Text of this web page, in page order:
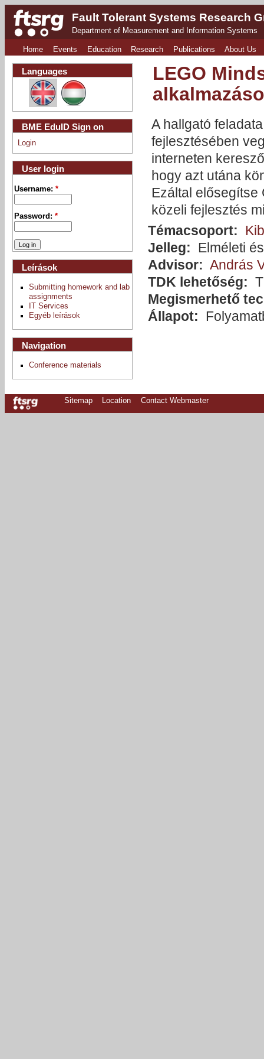
Fault Tolerant Systems Research
Department of Measurement and Information Systems
Home Events Education Research Publications About Us
LEGO
A hallgató
fejlesztésében
interneten
hogy azt utána
Ezáltal
közeli fejlesztés
Témacsoport:
Jelleg:
Elméleti
Advisor: András
TDK lehetőség:
Megismerhető
Állapot:
Languages
BME EduID Sign on
Login
User login
Username:*
Password:*
Leírások
Submitting homework and lab
assignments
IT Services
Egyéb leírások
Navigation
Conference materials
Sitemap Location Contact Webmaster